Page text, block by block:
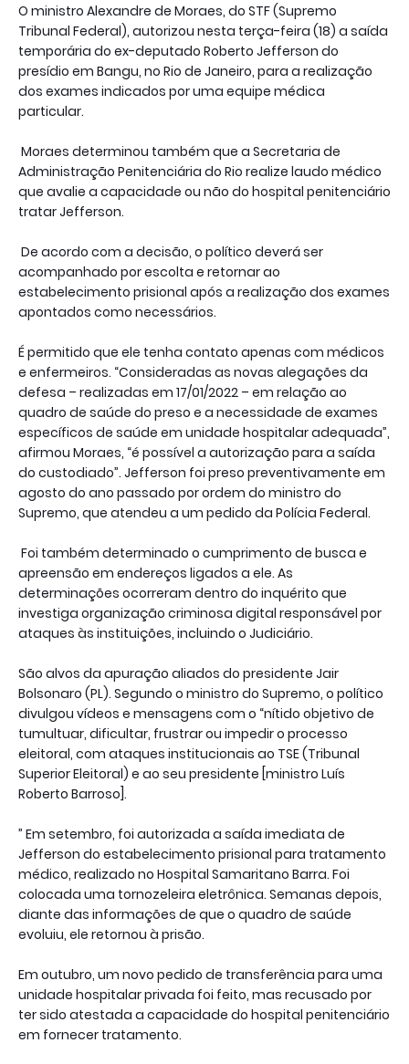
O ministro Alexandre de Moraes, do STF (Supremo
Tribunal Federal), autorizou nesta terça-feira (18) a saída
temporária do ex-deputado Roberto Jefferson do
presídio em Bangu, no Rio de Janeiro, para a realização
dos exames indicados por uma equipe médica
particular.
Moraes determinou também que a Secretaria de
Administração Penitenciária do Rio realize laudo médico
que avalie a capacidade ou não do hospital penitenciário
tratar Jefferson.
De acordo com a decisão, o político deverá ser
acompanhado por escolta e retornar ao
estabelecimento prisional após a realização dos exames
apontados como necessários.
É permitido que ele tenha contato apenas com médicos
e enfermeiros. “Consideradas as novas alegações da
defesa – realizadas em 17/01/2022 – em relação ao
quadro de saúde do preso e a necessidade de exames
específicos de saúde em unidade hospitalar adequada”,
afirmou Moraes, “é possível a autorização para a saída
do custodiado”. Jefferson foi preso preventivamente em
agosto do ano passado por ordem do ministro do
Supremo, que atendeu a um pedido da Polícia Federal.
Foi também determinado o cumprimento de busca e
apreensão em endereços ligados a ele. As
determinações ocorreram dentro do inquérito que
investiga organização criminosa digital responsável por
ataques às instituições, incluindo o Judiciário.
São alvos da apuração aliados do presidente Jair
Bolsonaro (PL). Segundo o ministro do Supremo, o político
divulgou vídeos e mensagens com o “nítido objetivo de
tumultuar, dificultar, frustrar ou impedir o processo
eleitoral, com ataques institucionais ao TSE (Tribunal
Superior Eleitoral) e ao seu presidente [ministro Luís
Roberto Barroso].
” Em setembro, foi autorizada a saída imediata de
Jefferson do estabelecimento prisional para tratamento
médico, realizado no Hospital Samaritano Barra. Foi
colocada uma tornozeleira eletrônica. Semanas depois,
diante das informações de que o quadro de saúde
evoluiu, ele retornou à prisão.
Em outubro, um novo pedido de transferência para uma
unidade hospitalar privada foi feito, mas recusado por
ter sido atestada a capacidade do hospital penitenciário
em fornecer tratamento.